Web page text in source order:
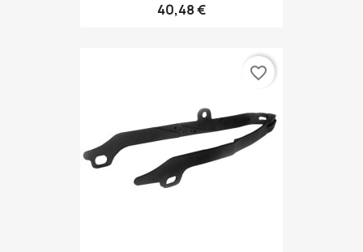
40,48 €
favorite_border